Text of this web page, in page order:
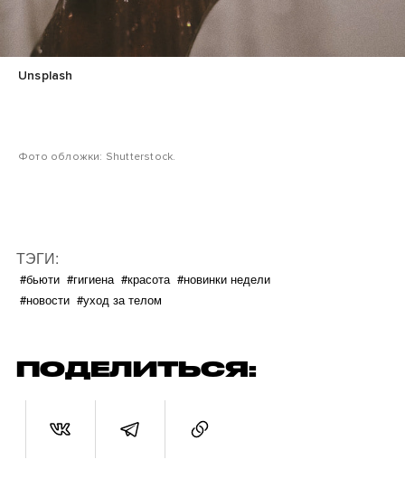
Unsplash
Фото обложки: Shutterstock.
ТЭГИ:
#бьюти #гигиена #красота #новинки недели
#новости #уход за телом
ПОДЕЛИТЬСЯ: